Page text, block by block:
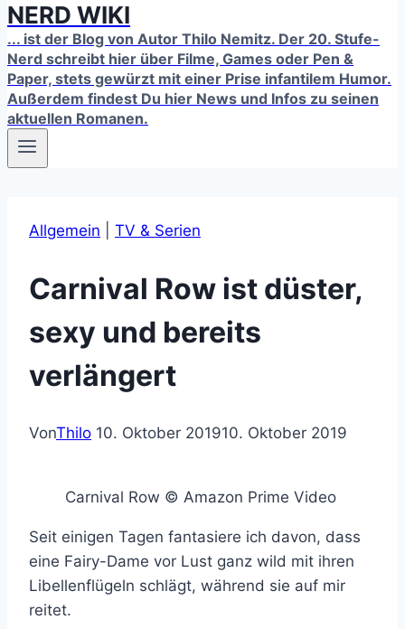
NERD WIKI
... ist der Blog von Autor Thilo Nemitz. Der 20. Stufe-
Nerd schreibt hier über Filme, Games oder Pen &
Paper, stets gewürzt mit einer Prise infantilem Humor.
Außerdem findest Du hier News und Infos zu seinen
aktuellen Romanen.
Allgemein TV & Serien
Carnival Row ist düster,
sexy und bereits
verlängert
VonThilo 10. Oktober 201910. Oktober 2019
Carnival Row © Amazon Prime Video
Seit einigen Tagen fantasiere ich davon, dass
eine Fairy-Dame vor Lust ganz wild mit ihren
Libellenflügeln schlägt, während sie auf mir
reitet.